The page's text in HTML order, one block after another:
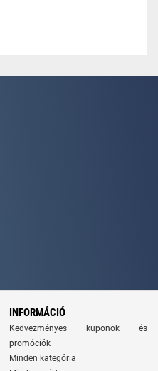
INFORMÁCIÓ
Kedvezményes kuponok és
promóciók
Minden kategória